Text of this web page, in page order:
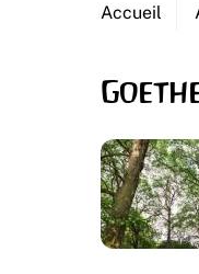
Accueil